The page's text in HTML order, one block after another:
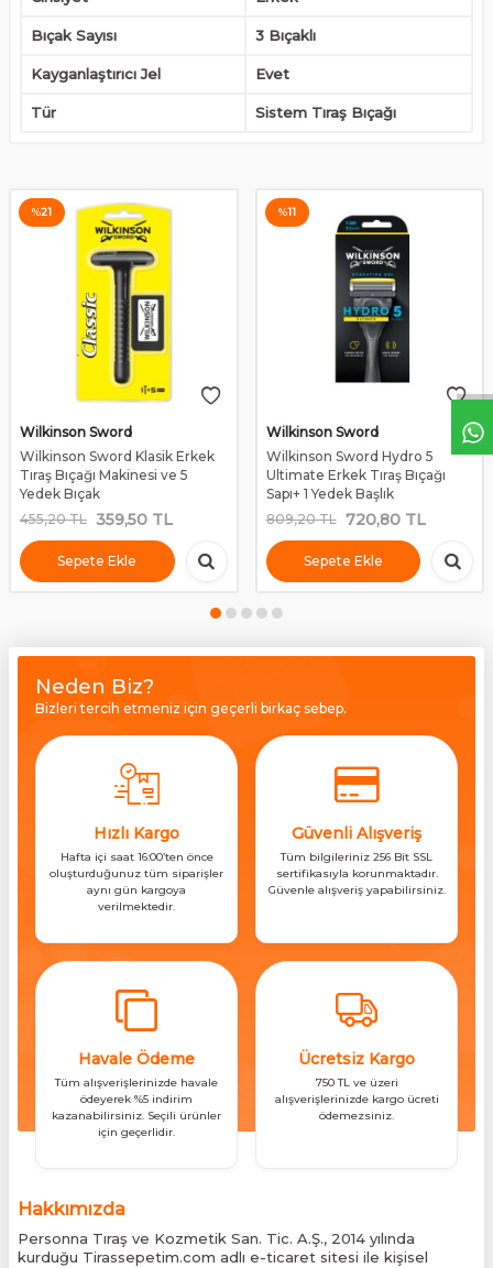
Bıçak Sayısı 3 Bıçaklı
Kayganlaştırıcı Jel Evet
Tür Sistem Tıraş Bıçağı
%21
Wilkinson Sword
Wilkinson Sword Klasik Erkek
Tıraş Bıçağı Makinesi ve 5
Yedek Bıçak
455,20TL 359,50 TL
Sepete Ekle
%11
Wilkinson Sword
Wilkinson Sword Hydro 5
Ultimate Erkek Tıraş Bıçağı
Sapı+ 1 Yedek Başlık
809,20TL 720,80TL
Sepete Ekle
Neden Biz?
Bizleri tercih etmeniz için geçerli birkaç sebep.
Hızlı Kargo
Hafta içi saat 16:00’ten önce
oluşturduğunuz tüm siparişler
aynı gün kargoya
verilmektedir.
Güvenli Alışveriş
Tüm bilgileriniz 256 Bit SSL
sertifikasıyla korunmaktadır.
Güvenle alışveriş yapabilirsiniz.
Havale Ödeme
Tüm alışverişlerinizde havale
ödeyerek %5 indirim
kazanabilirsiniz. Seçili ürünler
için geçerlidir.
Ücretsiz Kargo
750 TL ve üzeri
alışverişlerinizde kargo ücreti
ödemezsiniz.
Hakkımızda
Personna Tıraş ve Kozmetik San. Tic. A.Ş., 2014 yılında
kurduğu Tirassepetim.com adlı e-ticaret sitesi ile kişisel